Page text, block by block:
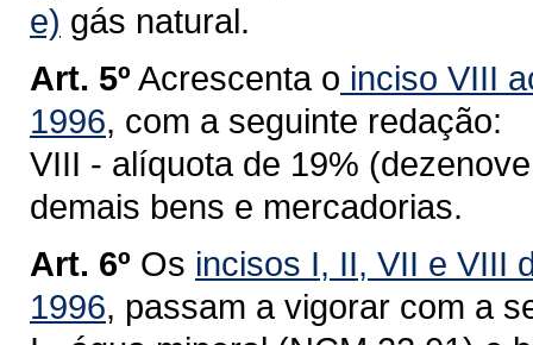
e) gás natural.
Art. 5º Acrescenta o inciso VIII
1996, com a seguinte redação:
VIII - alíquota de 19%
demais bens e mercadorias.
Art. 6º Os incisos I, II, VII e VIII
1996, passam a vigorar com a